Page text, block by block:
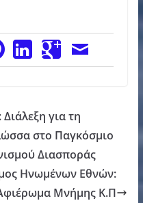
για τη
στο Παγκόσμιο
Διασποράς
Ηνωμένων Εθνών:
Μνήμης Κ.Π